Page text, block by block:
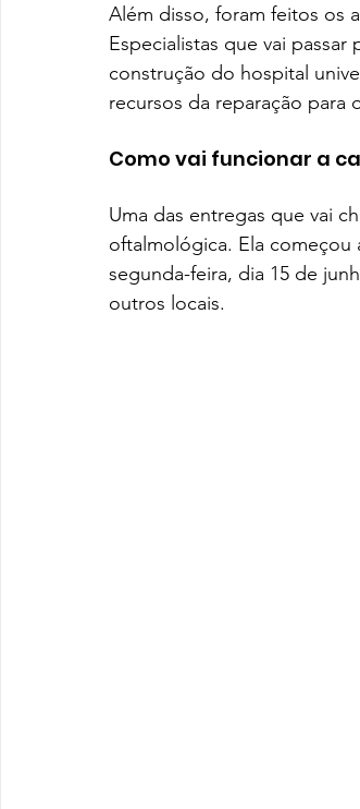
Além disso, foram feitos os
Especialistas que vai
construção do hospital
recursos da reparação para
Como vai funcionar a
Uma das entregas que vai
oftalmológica. Ela começou
segunda-feira, dia 15 de
outros locais.